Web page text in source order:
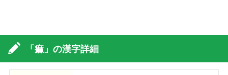
「痲」の漢字詳細